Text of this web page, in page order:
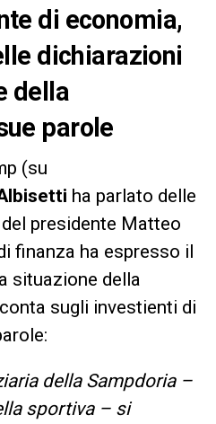
di economia,
dichiarazioni
della
parole
(su
ha parlato delle
presidente Matteo
finanza ha espresso il
situazione della
sugli investienti di
della Sampdoria –
sportiva – si